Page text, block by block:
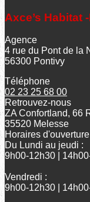
Axce’s Habitat
Agence
4 rue du Pont de la
56300 Pontivy
Téléphone
02 23 25 68 00
Retrouvez-nous
ZA Confortland, 66
35520 Melesse
Horaires d'ouverture
Du Lundi au jeudi :
9h00-12h30 |
Vendredi :
9h00-12h30 |